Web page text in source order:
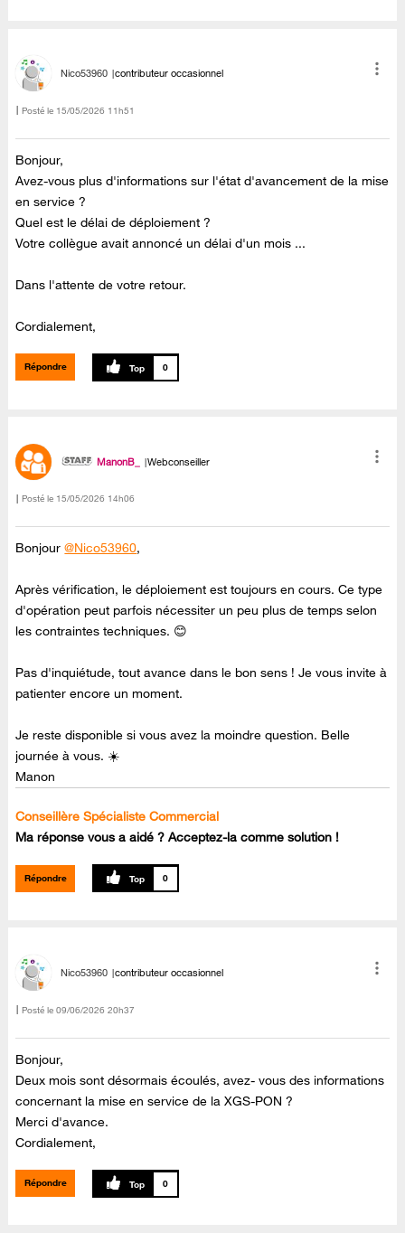
Nico53960 contributeur occasionnel
Posté le ‎15/05/2026 11h51
Bonjour,
Avez-vous plus d'informations sur l'état d'avancement de la mise
en service ?
Quel est le délai de déploiement ?
Votre collègue avait annoncé un délai d'un mois ...
Dans l'attente de votre retour.
Cordialement,
Répondre 0
ManonB_ Webconseiller
Posté le ‎15/05/2026 14h06
Bonjour@Nico53960,
Après vérification, le déploiement est toujours en cours. Ce type
d'opération peut parfois nécessiter un peu plus de temps selon
les contraintes techniques. 😊
Pas d'inquiétude, tout avance dans le bon sens ! Je vous invite à
patienter encore un moment.
Je reste disponible si vous avez la moindre question. Belle
journée à vous. ☀️
Manon
Conseillère Spécialiste Commercial
Ma réponse vous a aidé ? Acceptez-la comme solution !
Répondre 0
Nico53960 contributeur occasionnel
Posté le ‎09/06/2026 20h37
Bonjour,
Deux mois sont désormais écoulés, avez- vous des informations
concernant la mise en service de la XGS-PON ?
Merci d'avance.
Cordialement,
Répondre 0